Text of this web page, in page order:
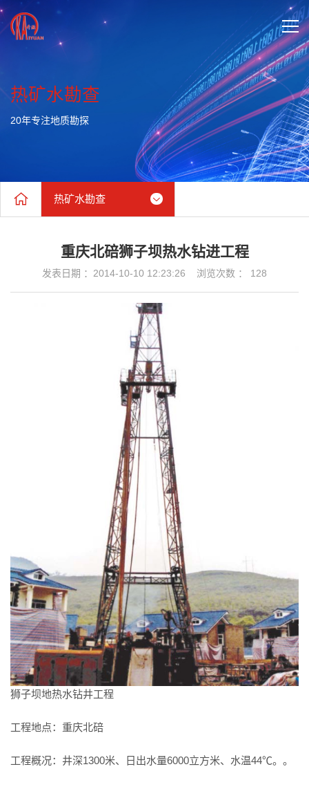
热矿水勘查
20年专注地质勘探
热矿水勘查
热矿水勘查
盐卤井勘查
重庆北碚狮子坝热水钻进工程
发表日期 ：2014-10-10 12:23:26 浏览次数 ： 128
狮子坝地热水钻井工程
工程地点：重庆北碚
工程概况：井深1300米、日出水量6000立方米、水温44℃。。